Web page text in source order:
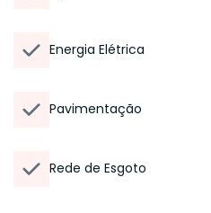
Energia Elétrica
Pavimentação
Rede de Esgoto